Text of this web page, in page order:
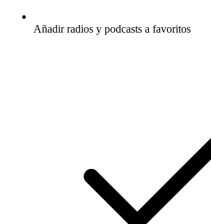
Añadir radios y podcasts a favoritos